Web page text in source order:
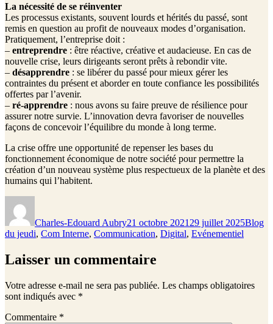
La nécessité de se réinventer
Les processus existants, souvent lourds et hérités du passé, sont
remis en question au profit de nouveaux modes d’organisation.
Pratiquement, l’entreprise doit :
– entreprendre : être réactive, créative et audacieuse. En cas de
nouvelle crise, leurs dirigeants seront prêts à rebondir vite.
– désapprendre : se libérer du passé pour mieux gérer les
contraintes du présent et aborder en toute confiance les possibilités
offertes par l’avenir.
– ré-apprendre : nous avons su faire preuve de résilience pour
assurer notre survie. L’innovation devra favoriser de nouvelles
façons de concevoir l’équilibre du monde à long terme.
La crise offre une opportunité de repenser les bases du
fonctionnement économique de notre société pour permettre la
création d’un nouveau système plus respectueux de la planète et des
humains qui l’habitent.
Charles-Edouard Aubry21 octobre 2021 29 juillet 2025Blog
du jeudi, Com Interne, Communication, Digital, Evénementiel
Laisser un commentaire
Votre adresse e-mail ne sera pas publiée. Les champs obligatoires
sont indiqués avec *
Commentaire *